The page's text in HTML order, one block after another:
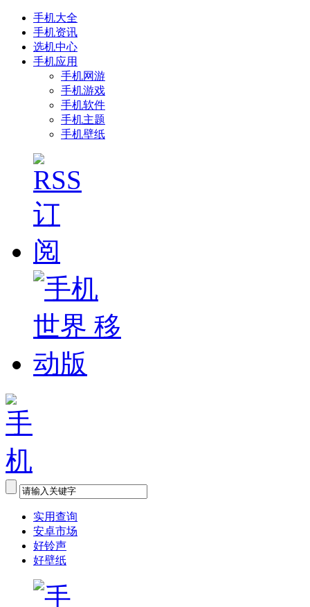
手机大全
手机资讯
选机中心
手机应用
手机网游
手机游戏
手机软件
手机主题
手机壁纸
实用查询
安卓市场
好铃声
好壁纸